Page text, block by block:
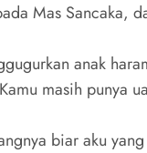
Mas Sancaka,
anak
masih punya
biar aku